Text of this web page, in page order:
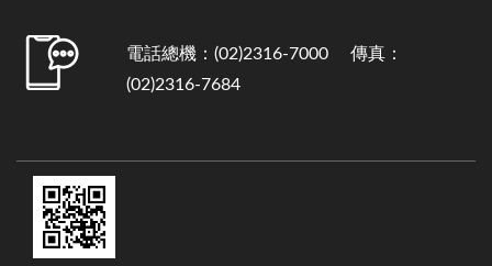
電話總機：(02)2316-7000 傳真：
(02)2316-7684